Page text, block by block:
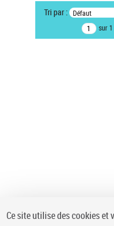
Type de notice d'autorité
Titre uniforme
Auteur d’œuvre
Tri par : Défaut
sur 1
Ce site utilise des cookies et